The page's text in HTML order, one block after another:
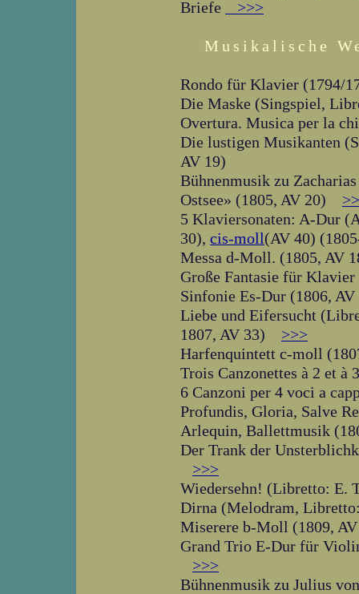
Briefe
>>>
Musikalische
Rondo für Klavier (1794/
Die Maske (Singspiel,
Overtura. Musica per la
Die lustigen Musikanten
AV 19)
Bühnenmusik zu
Ostsee» (1805, AV 20)
5 Klaviersonaten: A-Dur
30), cis-moll(AV 40)
Messa d-Moll. (1805,
Große Fantasie für
Sinfonie Es-Dur (1806,
Liebe und Eifersucht
1807, AV 33) >>>
Harfenquintett c-moll
Trois Canzonettes à 2 et à
6 Canzoni per 4 voci a
Profundis, Gloria, Salve
Arlequin, Ballettmusik
Der Trank der
>>>
Wiedersehn! (Libretto: E.
Dirna (Melodram,
Miserere b-Moll (1809,
Grand Trio E-Dur für
>>>
Bühnenmusik zu Julius